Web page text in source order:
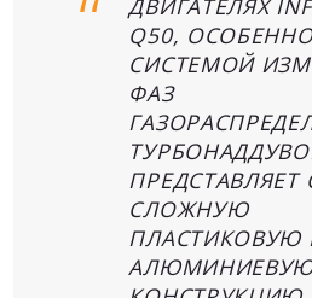
Q50,
СИСТЕМОЙ
ФАЗ
СЛОЖНУЮ
ПЛАСТИКОВУЮ